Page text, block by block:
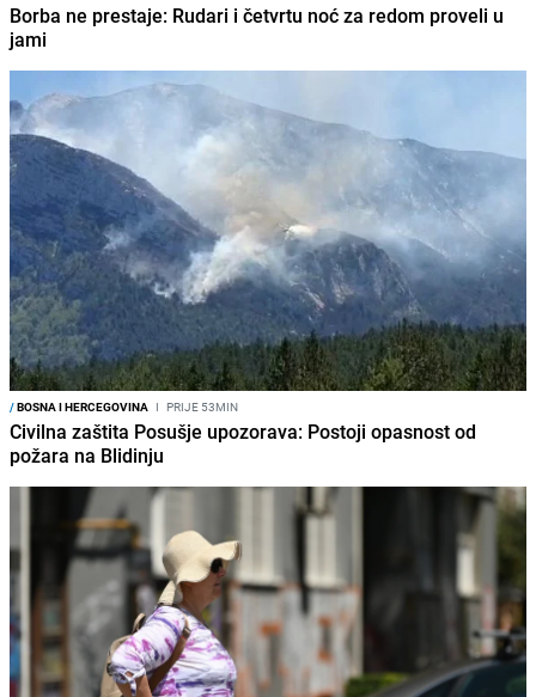
Borba ne prestaje: Rudari i četvrtu noć za redom proveli u
jami
/BOSNA I HERCEGOVINA I PRIJE 53MIN
Civilna zaštita Posušje upozorava: Postoji opasnost od
požara na Blidinju